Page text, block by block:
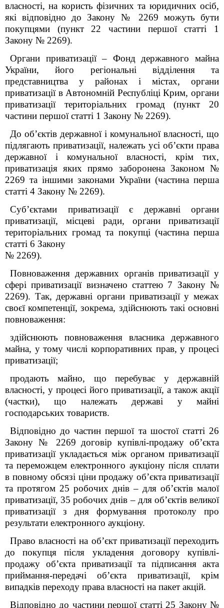
власності, на користь фізичних та юридичних осіб,
які відповідно до Закону № 2269 можуть бути
покупцями (пункт 22 частини першої статті 1
Закону № 2269).
Органи приватизації – Фонд державного майна
України, його регіональні відділення та
представництва у районах і містах, органи
приватизації в Автономній Республіці Крим, органи
приватизації територіальних громад (пункт 20
частини першої статті 1 Закону № 2269).
До об’єктів державної і комунальної власності, що
підлягають приватизації, належать усі об’єкти права
державної і комунальної власності, крім тих,
приватизація яких прямо заборонена Законом №
2269 та іншими законами України (частина перша
статті 4 Закону № 2269).
Суб’єктами приватизації є державні органи
приватизації, місцеві ради, органи приватизації
територіальних громад та покупці (частина перша
статті 6 Закону
№ 2269).
Повноваження державних органів приватизації у
сфері приватизації визначено статтею 7 Закону №
2269). Так, державні органи приватизації у межах
своєї компетенції, зокрема, здійснюють такі основні
повноваження:
здійснюють повноваження власника державного
майна, у тому числі корпоративних прав, у процесі
приватизації;
продають майно, що перебуває у державній
власності, у процесі його приватизації, а також акції
(частки), що належать державі у майні
господарських товариств.
Відповідно до частин першої та шостої статті 26
Закону № 2269 договір купівлі-продажу об’єкта
приватизації укладається між органом приватизації
та переможцем електронного аукціону після сплати
в повному обсязі ціни продажу об’єкта приватизації
та протягом 25 робочих днів – для об’єктів малої
приватизації, 35 робочих днів – для об’єктів великої
приватизації з дня формування протоколу про
результати електронного аукціону.
Право власності на об’єкт приватизації переходить
до покупця після укладення договору купівлі-
продажу об’єкта приватизації та підписання акта
приймання-передачі об’єкта приватизації, крім
випадків переходу права власності на пакет акцій.
Відповідно до частини першої статті 25 Закону №